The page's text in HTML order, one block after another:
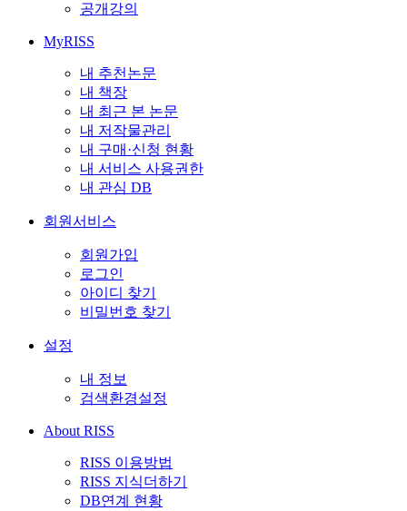
공개강의
MyRISS
내 추천논문
내 책장
내 최근 본 논문
내 저작물관리
내 구매·신청 현황
내 서비스 사용권한
내 관심 DB
회원서비스
회원가입
로그인
아이디 찾기
비밀번호 찾기
설정
내 정보
검색환경설정
About RISS
RISS 이용방법
RISS 지식더하기
DB연계 현황